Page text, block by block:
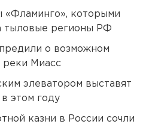
«Фламинго», которыми
тыловые регионы РФ
о возможном
реки Миасс
элеватором выставят
этом году
казни в России сочли